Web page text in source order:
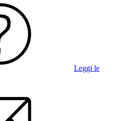
Leggi le